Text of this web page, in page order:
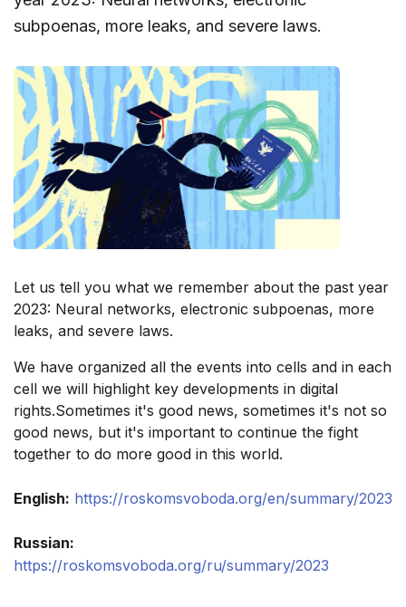
subpoenas, more leaks, and severe laws.
Let us tell you what we remember about the past year
2023: Neural networks, electronic subpoenas, more
leaks, and severe laws.
We have organized all the events into cells and in each
cell we will highlight key developments in digital
rights.Sometimes it's good news, sometimes it's not so
good news, but it's important to continue the fight
together to do more good in this world.
English: https://roskomsvoboda.org/en/summary/2023
Russian:
https://roskomsvoboda.org/ru/summary/2023